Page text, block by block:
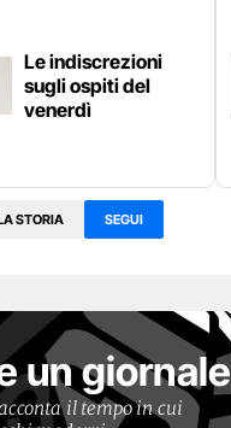
Le indiscrezioni
sugli ospiti del
venerdì
STORIA SEGUI
un giornale
il tempo in cui